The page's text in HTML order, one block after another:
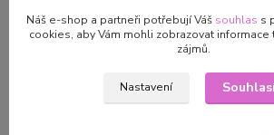
Náš e-shop a partneři potřebují Váš souhlas s
cookies, aby Vám mohli zobrazovat informace
zájmů.
Nastavení